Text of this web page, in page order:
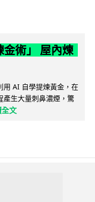
金術」 屋內煉
用 AI 自學提煉黃金，在
產生大量刺鼻濃煙，驚
文